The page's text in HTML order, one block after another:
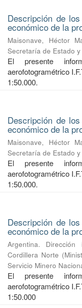
Descripción de
económico de la
Maisonave, Héctor
Secretaría de Estado
El presente
aerofotogramétrico
1:50.000.
Descripción de
económico de la
Maisonave, Héctor
Secretaría de Estado
El presente
aerofotogramétrico
1:50.000.
Descripción de
económico de la
Argentina.
Cordillera Norte (
Servicio Minero
El presente
aerofotogramétrico
1:50.000